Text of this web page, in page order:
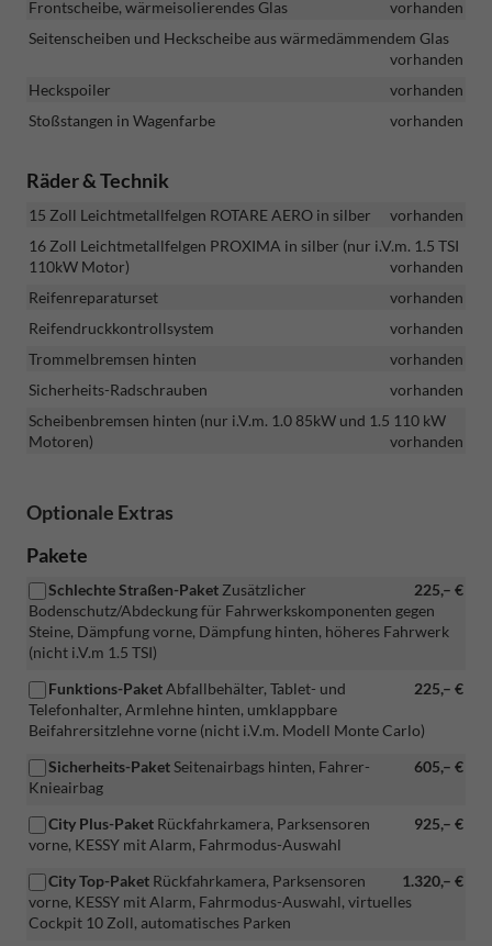
Frontscheibe, wärmeisolierendes Glas
vorhanden
Seitenscheiben und Heckscheibe aus wärmedämmendem Glas
vorhanden
Heckspoiler
vorhanden
Stoßstangen in Wagenfarbe
vorhanden
Räder & Technik
15 Zoll Leichtmetallfelgen ROTARE AERO in silber
vorhanden
16 Zoll Leichtmetallfelgen PROXIMA in silber (nur i.V.m. 1.5 TSI
110kW Motor)
vorhanden
Reifenreparaturset
vorhanden
Reifendruckkontrollsystem
vorhanden
Trommelbremsen hinten
vorhanden
Sicherheits-Radschrauben
vorhanden
Scheibenbremsen hinten (nur i.V.m. 1.0 85kW und 1.5 110 kW
Motoren)
vorhanden
Optionale Extras
Pakete
225,– €
Schlechte Straßen-Paket Zusätzlicher
Bodenschutz/Abdeckung für Fahrwerkskomponenten gegen
Steine, Dämpfung vorne, Dämpfung hinten, höheres Fahrwerk
(nicht i.V.m 1.5 TSI)
225,– €
Funktions-PaketAbfallbehälter, Tablet- und
Telefonhalter, Armlehne hinten, umklappbare
Beifahrersitzlehne vorne (nicht i.V.m. Modell Monte Carlo)
605,– €
Sicherheits-PaketSeitenairbags hinten, Fahrer-
Knieairbag
925,– €
City Plus-Paket Rückfahrkamera, Parksensoren
vorne, KESSY mit Alarm, Fahrmodus-Auswahl
1.320,– €
City Top-Paket Rückfahrkamera, Parksensoren
vorne, KESSY mit Alarm, Fahrmodus-Auswahl, virtuelles
Cockpit 10 Zoll, automatisches Parken